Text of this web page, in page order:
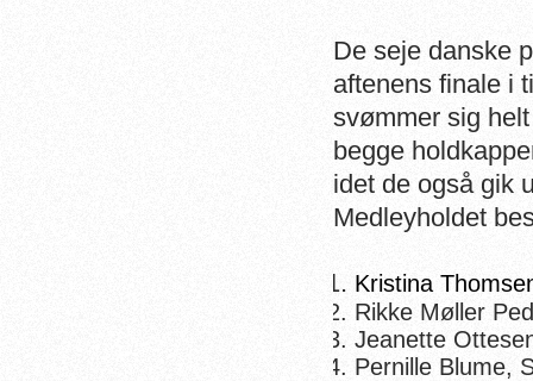
De seje danske
aftenens finale i
svømmer sig
begge
idet de også gik
Medleyholdet
Kristina
Rikke Møller
Jeanette
Pernille Blume,